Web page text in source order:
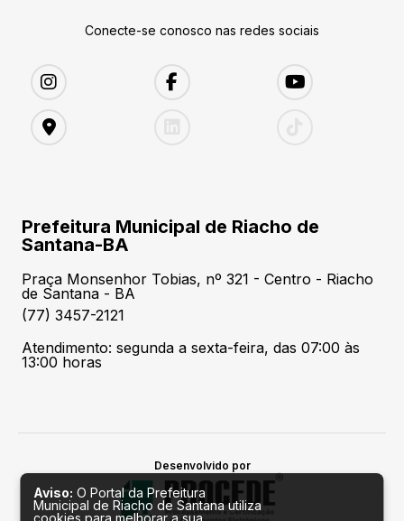
Conecte-se conosco nas redes sociais
Prefeitura Municipal de Riacho de
Santana-BA
Praça Monsenhor Tobias, nº 321 - Centro - Riacho
de Santana - BA
(77) 3457-2121
Atendimento: segunda a sexta-feira, das 07:00 às
13:00 horas
Desenvolvido por
Aviso: O Portal da Prefeitura
Municipal de Riacho de Santana utiliza
cookies para melhorar a sua